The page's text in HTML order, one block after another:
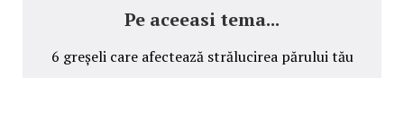
Pe aceeasi tema...
6 greșeli care afectează strălucirea părului tău